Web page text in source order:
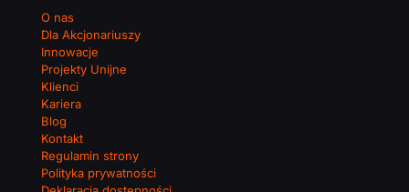
O nas
Dla Akcjonariuszy
Innowacje
Projekty Unijne
Klienci
Kariera
Blog
Kontakt
Regulamin strony
Polityka prywatności